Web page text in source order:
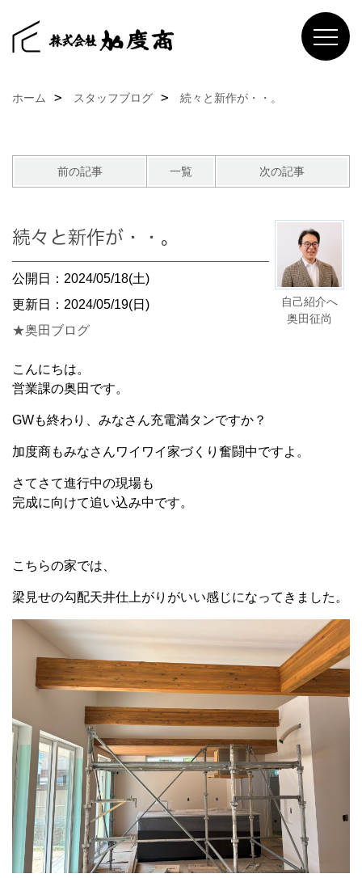
ホーム スタッフブログ 続々と新作が・・。
前の記事 一覧 次の記事
自己紹介へ
奥田征尚
続々と新作が・・。
公開日：2024/05/18(土)
更新日：2024/05/19(日)
★奥田ブログ
こんにちは。
営業課の奥田です。
GWも終わり、みなさん充電満タンですか？
加度商もみなさんワイワイ家づくり奮闘中ですよ。
さてさて進行中の現場も
完成に向けて追い込み中です。
こちらの家では、
梁見せの勾配天井仕上がりがいい感じになってきました。